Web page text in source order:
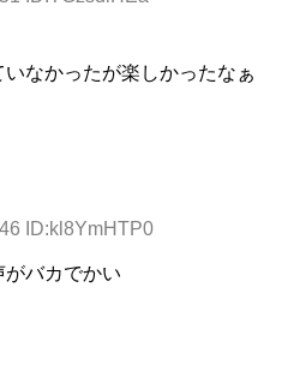
なかったが楽しかったなぁ
ID:kl8YmHTP0
バカでかい